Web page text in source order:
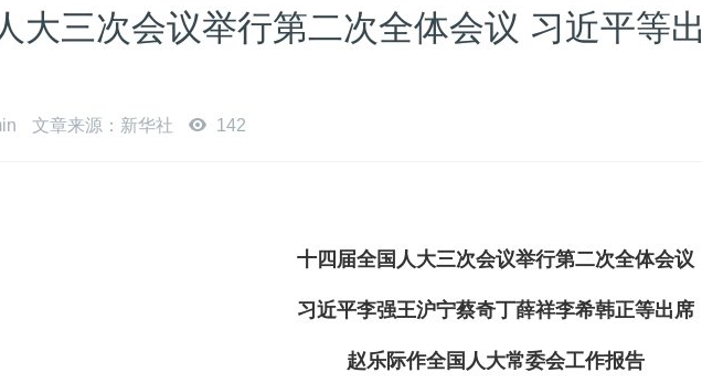
大三次会议举行第二次全体会议 习近平等出
文章来源：新华社 142
十四届全国人大三次会议举行第二次全体会议
习近平李强王沪宁蔡奇丁薛祥李希韩正等出席
赵乐际作全国人大常委会工作报告